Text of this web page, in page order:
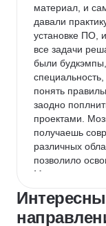
материал, и
давали
установке ПО,
все задачи
были
понять
заодно
проектами.
получаешь
различных
позволило
Manager и
курс по промт
маленькими